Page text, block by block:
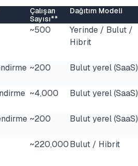
Çalışan
Sayısı**
Dağıtım Modeli
~500
Yerinde / Bulut /
Hibrit
~200 Bulut yerel (SaaS)
~4,000 Bulut yerel (SaaS)
~200 Bulut yerel (SaaS)
~220,000Bulut / Hibrit